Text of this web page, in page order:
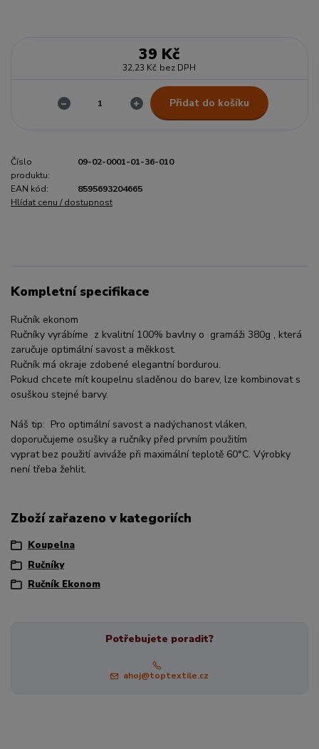
39 Kč
32,23 Kč bez DPH
Přidat do košíku
Číslo
produktu:
09-02-0001-01-36-010
EAN kód:
8595693204665
Hlídat cenu / dostupnost
Kompletní specifikace
Ručník ekonom
Ručníky vyrábíme z kvalitní 100% bavlny o gramáži 380g , která
zaručuje optimální savost a měkkost.
Ručník má okraje zdobené elegantní bordurou.
Pokud chcete mít koupelnu sladěnou do barev, lze kombinovat s
osuškou stejné barvy.
Náš tip: Pro optimální savost a nadýchanost vláken,
doporučujeme osušky a ručníky před prvním použitím
vyprat bez použití aviváže při maximální teplotě 60°C. Výrobky
není třeba žehlit.
Zboží zařazeno v kategoriích
Koupelna
Ručníky
Ručník Ekonom
Potřebujete poradit?
ahoj@toptextile.cz